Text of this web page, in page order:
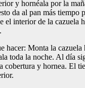
y hornéala por la
da al pan más tiempo
el interior de la cazuela
hacer: Monta la cazuela
toda la noche. Al día
cobertura y hornea. El